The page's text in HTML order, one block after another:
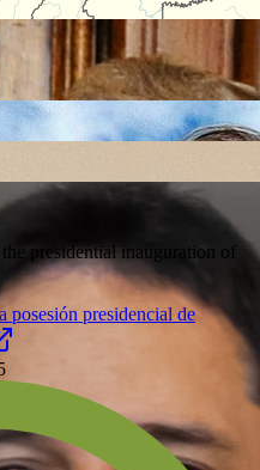
presidential inauguration of
posesión presidencial de